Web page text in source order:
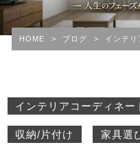
HOME > ブログ > インテリ
インテリアコーディネー
収納/片付け 家具選